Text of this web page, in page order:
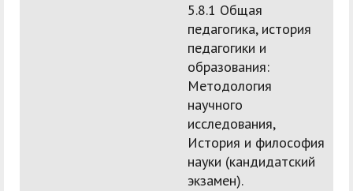
5.8.1 Общая
педагогика, история
педагогики и
образования:
Методология
научного
исследования,
История и философия
науки (кандидатский
экзамен).